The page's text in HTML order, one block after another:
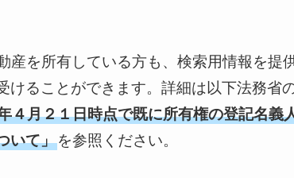
産を所有している方も、検索用情報を提
けることができます。詳細は以下法務省
月２１日時点で既に所有権の登記名義
いて」を参照ください。 ​